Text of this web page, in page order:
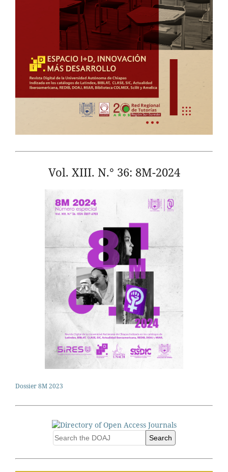
Vol. XIII. N.° 36: 8M-2024
Dossier 8M 2023
Search